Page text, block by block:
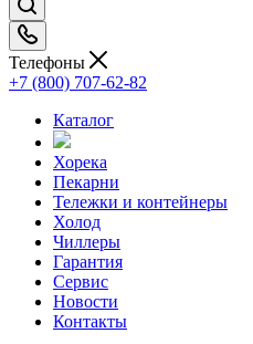
Телефоны
+7 (800) 707-62-82
Каталог
Хорека
Пекарни
Тележки и контейнеры
Холод
Чиллеры
Гарантия
Сервис
Новости
Контакты